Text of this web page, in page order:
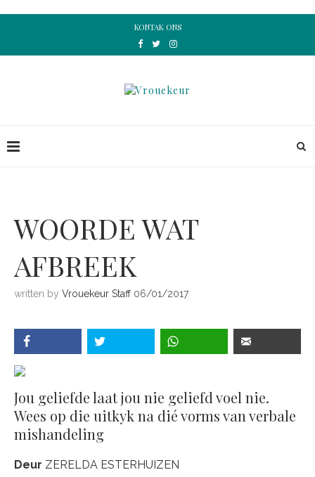
KONTAK ONS
WOORDE WAT
AFBREEK
written by Vrouekeur Staff 06/01/2017
Jou geliefde laat jou nie geliefd voel nie.
Wees op die uitkyk na dié vorms van verbale
mishandeling
Deur ZERELDA ESTERHUIZEN